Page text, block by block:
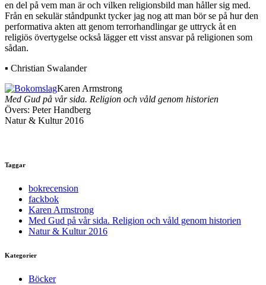
en del på vem man är och vilken religionsbild man håller sig med.
Från en sekulär ståndpunkt tycker jag nog att man bör se på hur den
performativa akten att genom terrorhandlingar ge uttryck åt en
religiös övertygelse också lägger ett visst ansvar på religionen som
sådan.
▪ Christian Swalander
Karen Armstrong
Med Gud på vår sida. Religion och våld genom historien
Övers: Peter Handberg
Natur & Kultur 2016
Taggar
bokrecension
fackbok
Karen Armstrong
Med Gud på vår sida. Religion och våld genom historien
Natur & Kultur 2016
Kategorier
Böcker